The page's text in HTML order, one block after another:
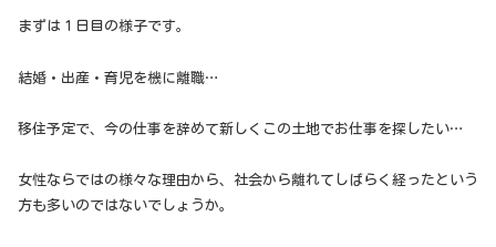
まずは１日目の様子です。
結婚・出産・育児を機に離職…
移住予定で、今の仕事を辞めて新しくこの土地でお仕事を探したい…
女性ならではの様々な理由から、社会から離れてしばらく経ったという
方も多いのではないでしょうか。